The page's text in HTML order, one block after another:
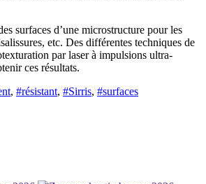
surfaces d’une microstructure pour les
etc. Des différentes techniques de
par laser à impulsions ultra-
ces résultats.
, #résistant, #Sirris, #surfaces